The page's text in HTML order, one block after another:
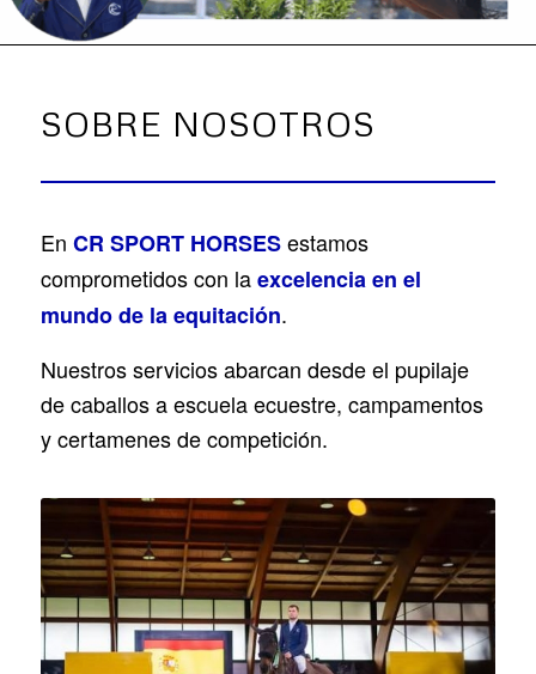
SOBRE NOSOTROS
En CR SPORT HORSESestamos
comprometidos con laexcelencia en el
mundo de la equitación.
Nuestros servicios abarcan desde el pupilaje
de caballos a escuela ecuestre, campamentos
y certamenes de competición.